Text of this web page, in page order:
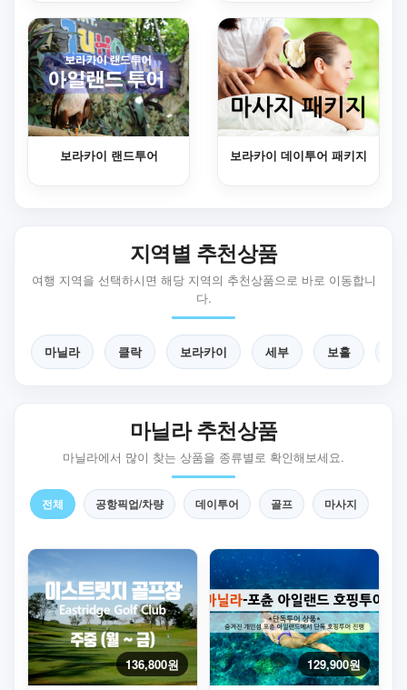
보라카이 랜드투어 보라카이 데이투어 패키지
지역별 추천상품
여행 지역을 선택하시면 해당 지역의 추천상품으로 바로 이동합니
다.
마닐라 클락 보라카이 세부 보홀
마닐라 추천상품
마닐라에서 많이 찾는 상품을 종류별로 확인해보세요.
전체 공항픽업/차량 데이투어 골프 마사지
136,800원 129,900원